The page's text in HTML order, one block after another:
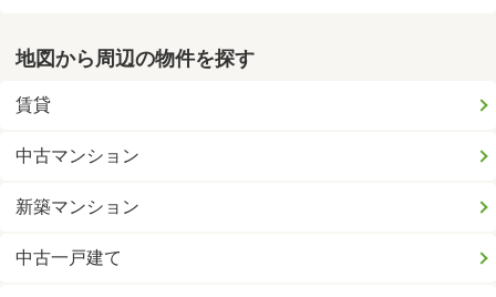
地図から周辺の物件を探す
賃貸
中古マンション
新築マンション
中古一戸建て